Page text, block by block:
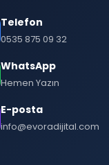
Telefon
0535 875 09 32
WhatsApp
Hemen Yazın
E-posta
info@evoradijital.com